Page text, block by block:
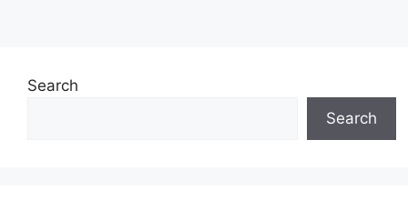
Search
Search